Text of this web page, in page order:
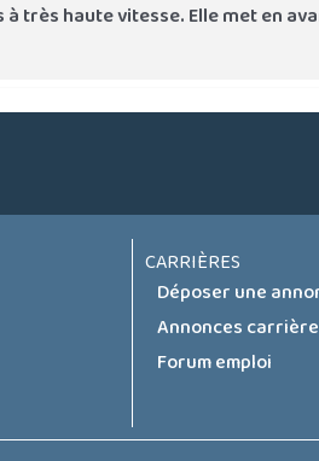
très haute vitesse. Elle met en
CARRIÈRES
Déposer une
Annonces
Forum emploi